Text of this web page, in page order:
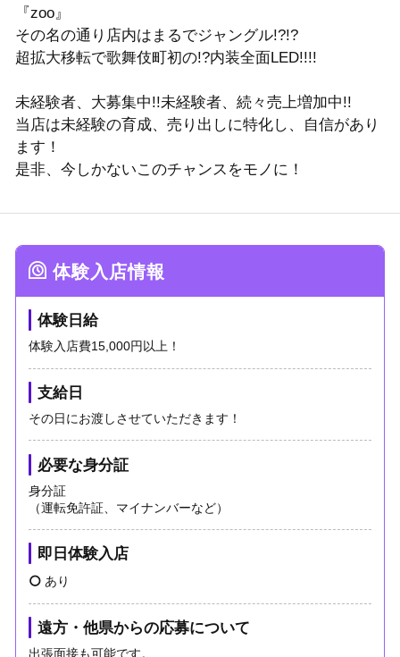
『zoo』
その名の通り店内はまるでジャングル!?!?
超拡大移転で歌舞伎町初の!?内装全面LED!!!!
未経験者、大募集中!!未経験者、続々売上増加中!!
当店は未経験の育成、売り出しに特化し、自信があり
ます！
是非、今しかないこのチャンスをモノに！
体験入店情報
体験日給
体験入店費15,000円以上！
支給日
その日にお渡しさせていただきます！
必要な身分証
身分証
（運転免許証、マイナンバーなど）
即日体験入店
あり
遠方・他県からの応募について
出張面接も可能です。